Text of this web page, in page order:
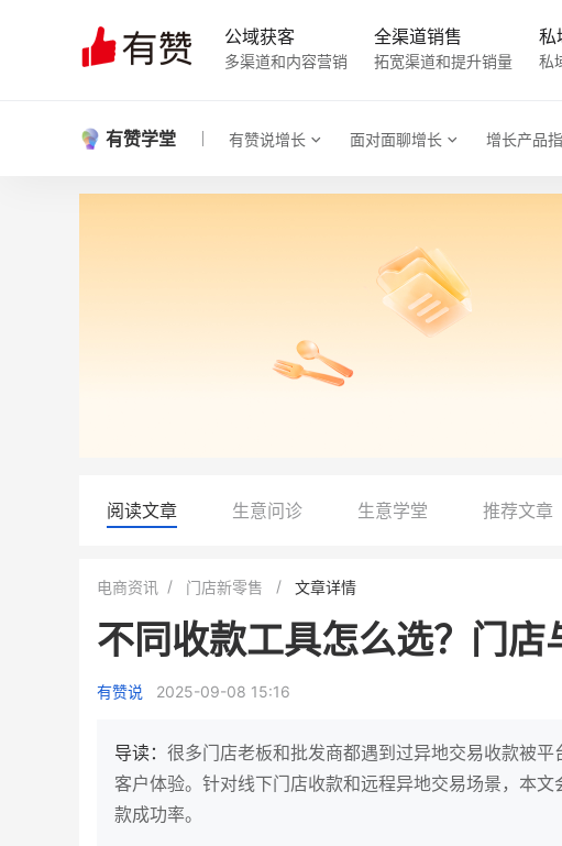
公域获客
多渠道和内容营销
全渠道销售
拓宽渠道和提升销量
私
私
有赞学堂 有赞说增长 面对面聊增长 增长产品
阅读文章 生意问诊 生意学堂 推荐文章
电商资讯 门店新零售 文章详情
不同收款工具怎么选？门
有赞说 2025-09-08 15:16
导读： 很多门店老板和批发商都遇到过异地交易收款被
客户体验。针对线下门店收款和远程异地交易场景，本
款成功率。
龙贝莱商城
万
200 %
这家女装连锁如何借有赞破局新
查看详情
30 万
2000 万
IT精英回乡种地，撬动2000万生
意！